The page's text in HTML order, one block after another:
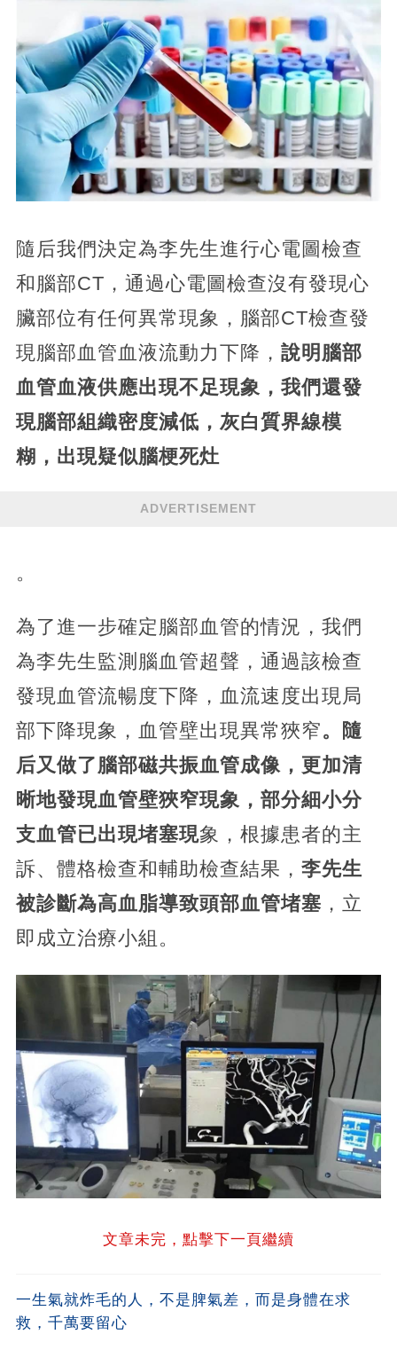
隨后我們決定為李先生進行心電圖檢查
和腦部CT，通過心電圖檢查沒有發現心
臟部位有任何異常現象，腦部CT檢查發
現腦部血管血液流動力下降， 說明腦部
血管血液供應出現不足現象，我們還發
現腦部組織密度減低，灰白質界線模
糊，出現疑似腦梗死灶
ADVERTISEMENT
。
為了進一步確定腦部血管的情況，我們
為李先生監測腦血管超聲，通過該檢查
發現血管流暢度下降，血流速度出現局
部下降現象，血管壁出現異常狹窄。隨
后又做了腦部磁共振血管成像，更加清
晰地發現血管壁狹窄現象，部分細小分
支血管已出現堵塞現象，根據患者的主
訴、體格檢查和輔助檢查結果， 李先生
被診斷為高血脂導致頭部血管堵塞 ，立
即成立治療小組。
文章未完，點擊下一頁繼續
一生氣就炸毛的人，不是脾氣差，而是身體在求
救，千萬要留心